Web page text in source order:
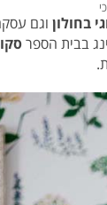
בחולון וגם
בבית הספר